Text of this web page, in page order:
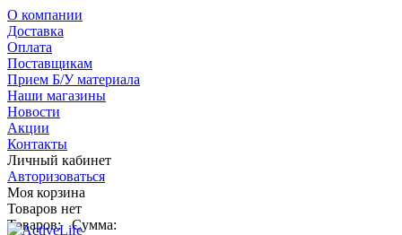
О компании
Доставка
Оплата
Поставщикам
Прием Б/У материала
Наши магазины
Новости
Акции
Контакты
Личный кабинет
Авторизоваться
Моя корзина
Товаров нет
Товаров: Сумма: